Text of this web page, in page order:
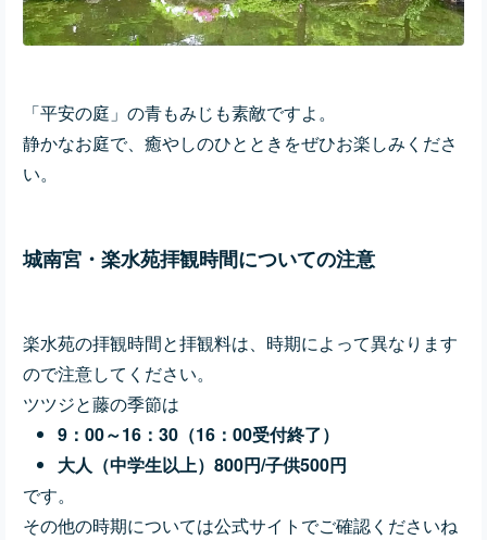
「平安の庭」の青もみじも素敵ですよ。
静かなお庭で、癒やしのひとときをぜひお楽しみくださ
い。
城南宮・楽水苑拝観時間についての注意
楽水苑の拝観時間と拝観料は、時期によって異なります
ので注意してください。
ツツジと藤の季節は
9：00～16：30（16：00受付終了）
大人（中学生以上）800円/子供500円
です。
その他の時期については公式サイトでご確認くださいね